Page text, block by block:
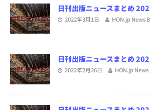
日刊出版ニュースまとめ
2022年3月1日 HON.jp News
日刊出版ニュースまとめ
2022年2月26日 HON.jp